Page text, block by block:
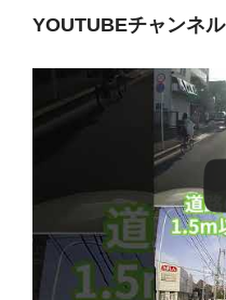
YOUTUBEチャンネル